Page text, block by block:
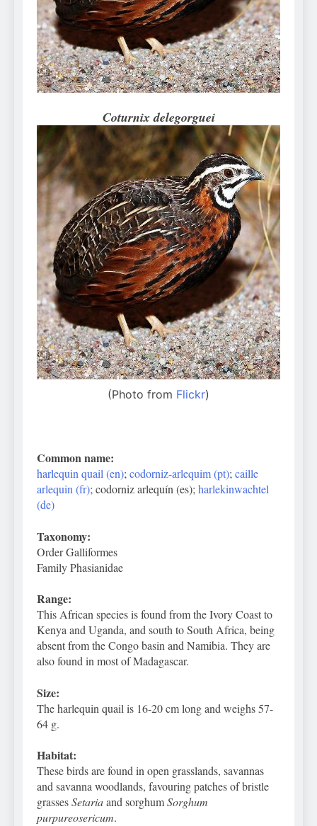
Can Bulldogs Play Fetch?
And How to Train Them!
7 Năm Ago
How Often Do I Need to
Groom My Bulldog
7 Năm Ago
Coturnix delegorguei
(Photo from Flickr)
Common name:
harlequin quail (en);codorniz-arlequim (pt);caille
arlequin (fr); codorniz arlequín (es);harlekinwachtel
(de)
Taxonomy:
Order Galliformes
Family Phasianidae
Range:
This African species is found from the Ivory Coast to
Kenya and Uganda, and south to South Africa, being
absent from the Congo basin and Namibia. They are
also found in most of Madagascar.
Size:
The harlequin quail is 16-20 cm long and weighs 57-
64 g.
Habitat:
These birds are found in open grasslands, savannas
and savanna woodlands, favouring patches of bristle
grassesSetariaand sorghumSorghum
purpureosericum.